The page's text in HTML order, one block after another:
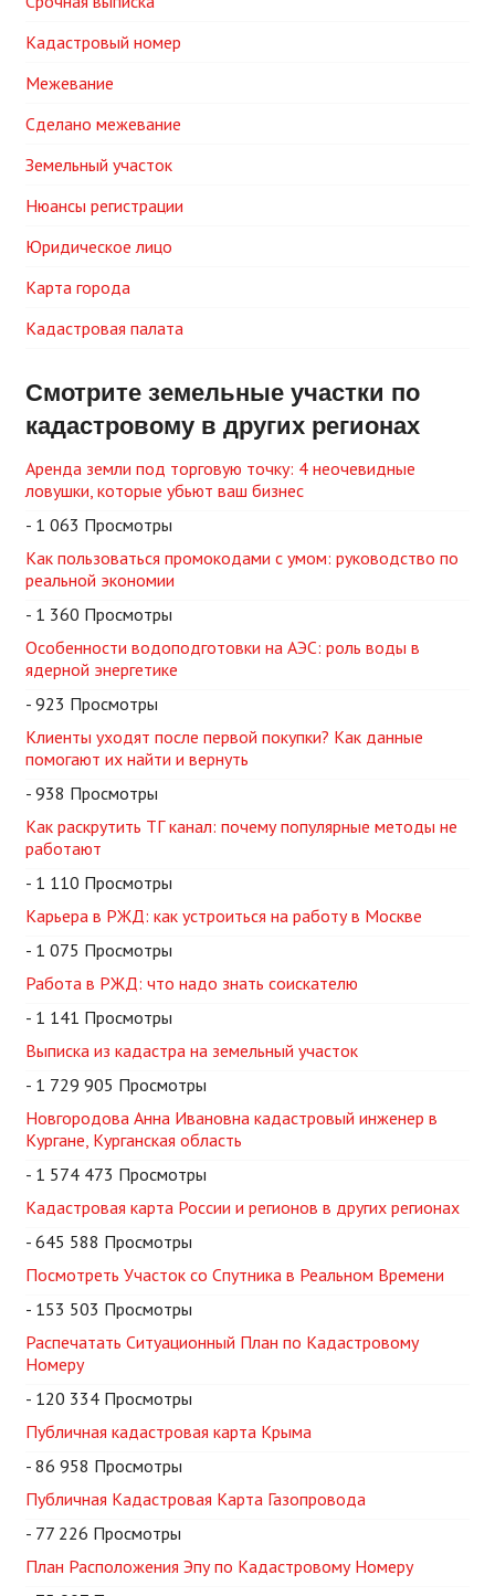
Кадастровый номер
Межевание
Сделано межевание
Земельный участок
Нюансы регистрации
Юридическое лицо
Карта города
Кадастровая палата
Смотрите земельные участки по
кадастровому в других регионах
Аренда земли под торговую точку: 4 неочевидные
ловушки, которые убьют ваш бизнес
- 1 063 Просмотры
Как пользоваться промокодами с умом: руководство по
реальной экономии
- 1 360 Просмотры
Особенности водоподготовки на АЭС: роль воды в
ядерной энергетике
- 923 Просмотры
Клиенты уходят после первой покупки? Как данные
помогают их найти и вернуть
- 938 Просмотры
Как раскрутить ТГ канал: почему популярные методы не
работают
- 1 110 Просмотры
Карьера в РЖД: как устроиться на работу в Москве
- 1 075 Просмотры
Работа в РЖД: что надо знать соискателю
- 1 141 Просмотры
Выписка из кадастра на земельный участок
- 1 729 905 Просмотры
Новгородова Анна Ивановна кадастровый инженер в
Кургане, Курганская область
- 1 574 473 Просмотры
Кадастровая карта России и регионов в других регионах
- 645 588 Просмотры
Посмотреть Участок со Спутника в Реальном Времени
- 153 503 Просмотры
Распечатать Ситуационный План по Кадастровому
Номеру
- 120 334 Просмотры
Публичная кадастровая карта Крыма
- 86 958 Просмотры
Публичная Кадастровая Карта Газопровода
- 77 226 Просмотры
План Расположения Эпу по Кадастровому Номеру